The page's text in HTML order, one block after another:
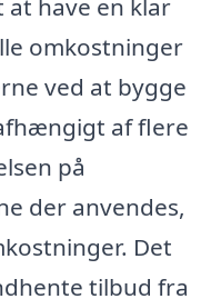
omkostninger
ved at bygge
af flere
på
der anvendes,
Det
tilbud fra